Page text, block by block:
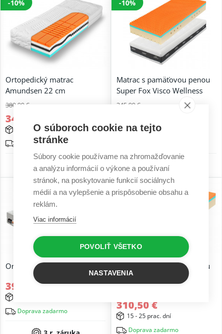
-10%
Ortopedický matrac
Amundsen 22 cm
380,00 €
342,00 €
4-8 týždňov
Doprava zadarmo
5 r. záruka
-10%
Matrac s pamäťovou penou
Super Fox Visco Wellness
345,00 €
15 - 25 prac. dní
6 r. záruka
Ortopedický matrac Fyzio Air
395,00 €
Doprava zadarmo
-10%
Matrac s pamäťovou penou
Super Fox Visco Classic
310,50 €
15 - 25 prac. dní
Doprava zadarmo
O súboroch cookie na tejto
stránke
Súbory cookie používame na zhromažďovanie
a analýzu informácií o výkone a používaní
stránok, na poskytovanie funkcií sociálnych
médií a na vylepšenie a prispôsobenie obsahu a
reklám.
Viac informácií
POVOLIŤ VŠETKO
NASTAVENIA